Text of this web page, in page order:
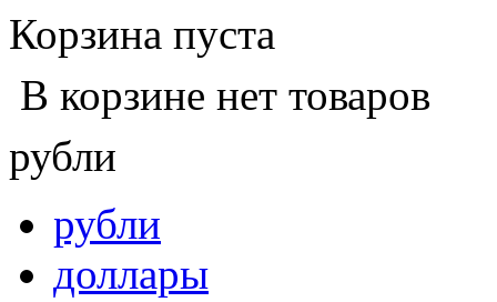
Корзина пуста
В корзине нет товаров
рубли
рубли
доллары